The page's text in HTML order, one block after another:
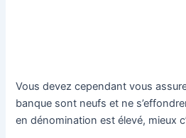
Vous devez cependant vous
banque sont neufs et ne
en dénomination est élevé, mieux